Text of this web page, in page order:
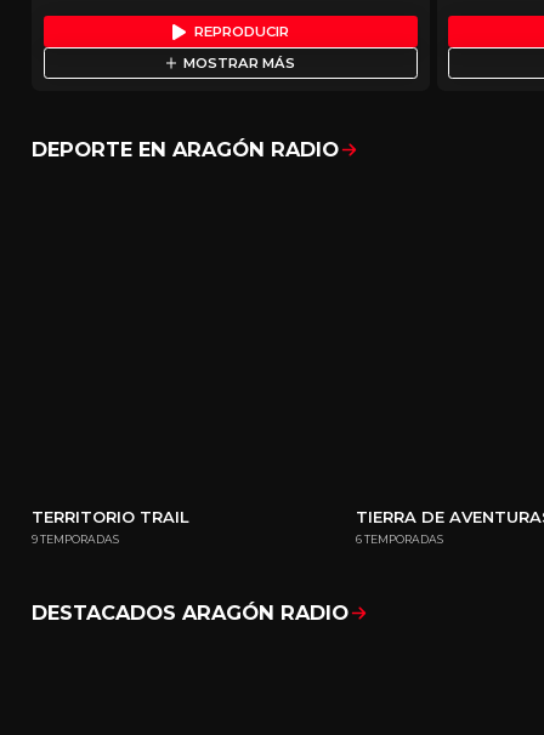
REPRODUCIR
MOSTRAR MÁS
DEPORTE EN ARAGÓN RADIOMostrar todo
TERRITORIO TRAIL
9 TEMPORADAS
TIERRA DE
6 TEMPORADAS
DESTACADOS ARAGÓN RADIOMostrar todo